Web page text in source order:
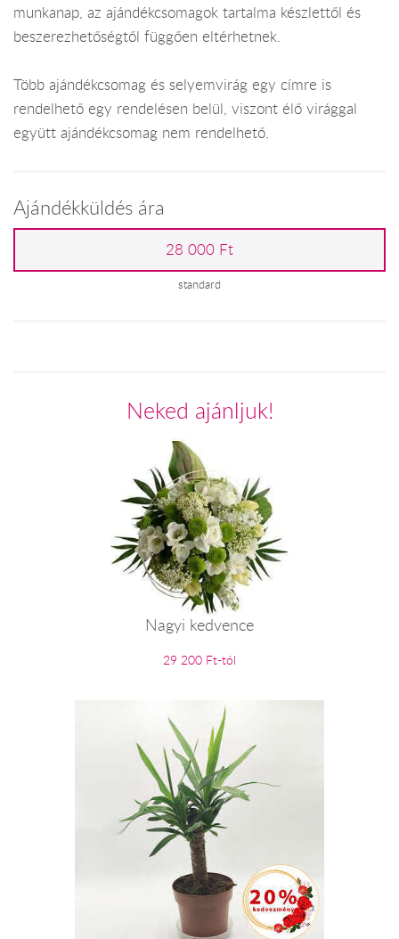
munkanap, az ajándékcsomagok tartalma készlettől és
beszerezhetőségtől függően eltérhetnek.
Több ajándékcsomag és selyemvirág egy címre is
rendelhető egy rendelésen belül, viszont élő virággal
együtt ajándékcsomag nem rendelhető.
Ajándékküldés ára
28 000 Ft
standard
Neked ajánljuk!
Nagyi kedvence
29 200 Ft-tól